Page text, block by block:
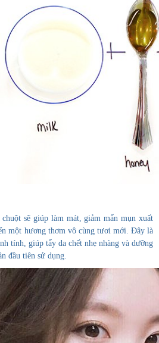
sẽ giúp làm mát, giảm mẩn mụn xuất
một hương thơm vô cùng tươi mới. Đây là
tính, giúp tẩy da chết nhẹ nhàng và dưỡng
đầu tiên sử dụng.